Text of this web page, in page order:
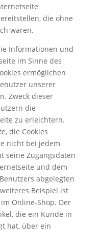
die ohne
wären.
Informationen und
im Sinne des
ermöglichen
unserer
Zweck dieser
die
zu erleichtern.
die Cookies
nicht bei jedem
seine Zugangsdaten
und dem
abgelegten
Beispiel ist
Online-Shop. Der
die ein Kunde in
hat, über ein